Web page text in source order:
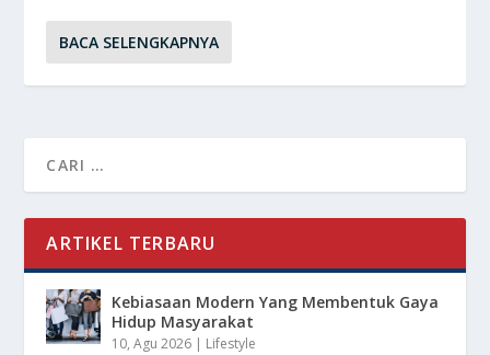
BACA SELENGKAPNYA
ARTIKEL TERBARU
Kebiasaan Modern Yang Membentuk Gaya
Hidup Masyarakat
10, Agu 2026 | Lifestyle